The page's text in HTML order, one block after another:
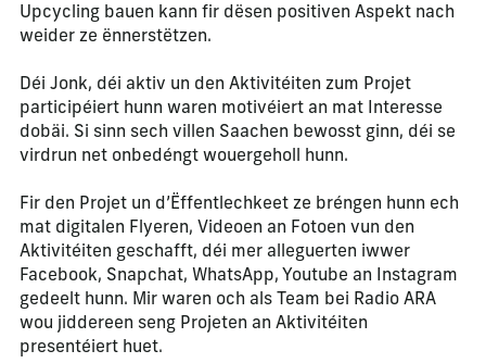
Upcycling bauen kann fir dësen positiven Aspekt nach
weider ze ënnerstëtzen.
Déi Jonk, déi aktiv un den Aktivitéiten zum Projet
participéiert hunn waren motivéiert an mat Interesse
dobäi. Si sinn sech villen Saachen bewosst ginn, déi se
virdrun net onbedéngt wouergeholl hunn.
Fir den Projet un d’Ëffentlechkeet ze bréngen hunn ech
mat digitalen Flyeren, Videoen an Fotoen vun den
Aktivitéiten geschafft, déi mer alleguerten iwwer
Facebook, Snapchat, WhatsApp, Youtube an Instagram
gedeelt hunn. Mir waren och als Team bei Radio ARA
wou jiddereen seng Projeten an Aktivitéiten
presentéiert huet.